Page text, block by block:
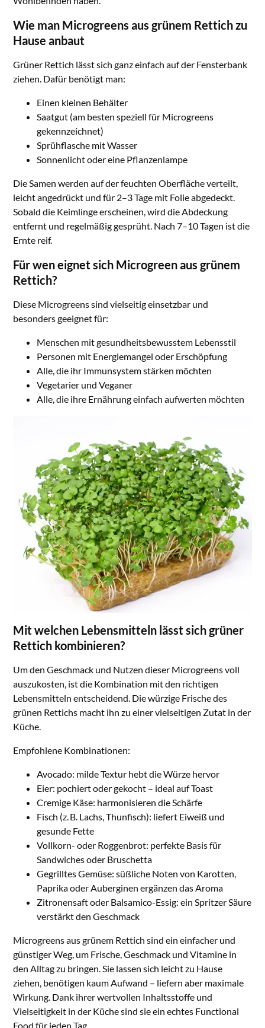
Wie man Microgreens aus grünem Rettich zu
Hause anbaut
Grüner Rettich lässt sich ganz einfach auf der Fensterbank
ziehen. Dafür benötigt man:
Einen kleinen Behälter
Saatgut (am besten speziell für Microgreens
gekennzeichnet)
Sprühflasche mit Wasser
Sonnenlicht oder eine Pflanzenlampe
Die Samen werden auf der feuchten Oberfläche verteilt,
leicht angedrückt und für 2–3 Tage mit Folie abgedeckt.
Sobald die Keimlinge erscheinen, wird die Abdeckung
entfernt und regelmäßig gesprüht. Nach 7–10 Tagen ist die
Ernte reif.
Für wen eignet sich Microgreen aus grünem
Rettich?
Diese Microgreens sind vielseitig einsetzbar und
besonders geeignet für:
Menschen mit gesundheitsbewusstem Lebensstil
Personen mit Energiemangel oder Erschöpfung
Alle, die ihr Immunsystem stärken möchten
Vegetarier und Veganer
Alle, die ihre Ernährung einfach aufwerten möchten
Mit welchen Lebensmitteln lässt sich grüner
Rettich kombinieren?
Um den Geschmack und Nutzen dieser Microgreens voll
auszukosten, ist die Kombination mit den richtigen
Lebensmitteln entscheidend. Die würzige Frische des
grünen Rettichs macht ihn zu einer vielseitigen Zutat in der
Küche.
Empfohlene Kombinationen:
Avocado: milde Textur hebt die Würze hervor
Eier: pochiert oder gekocht – ideal auf Toast
Cremige Käse: harmonisieren die Schärfe
Fisch (z. B. Lachs, Thunfisch): liefert Eiweiß und
gesunde Fette
Vollkorn- oder Roggenbrot: perfekte Basis für
Sandwiches oder Bruschetta
Gegrilltes Gemüse: süßliche Noten von Karotten,
Paprika oder Auberginen ergänzen das Aroma
Zitronensaft oder Balsamico-Essig: ein Spritzer Säure
verstärkt den Geschmack
Microgreens aus grünem Rettich sind ein einfacher und
günstiger Weg, um Frische, Geschmack und Vitamine in
den Alltag zu bringen. Sie lassen sich leicht zu Hause
ziehen, benötigen kaum Aufwand – liefern aber maximale
Wirkung. Dank ihrer wertvollen Inhaltsstoffe und
Vielseitigkeit in der Küche sind sie ein echtes Functional
Food für jeden Tag.